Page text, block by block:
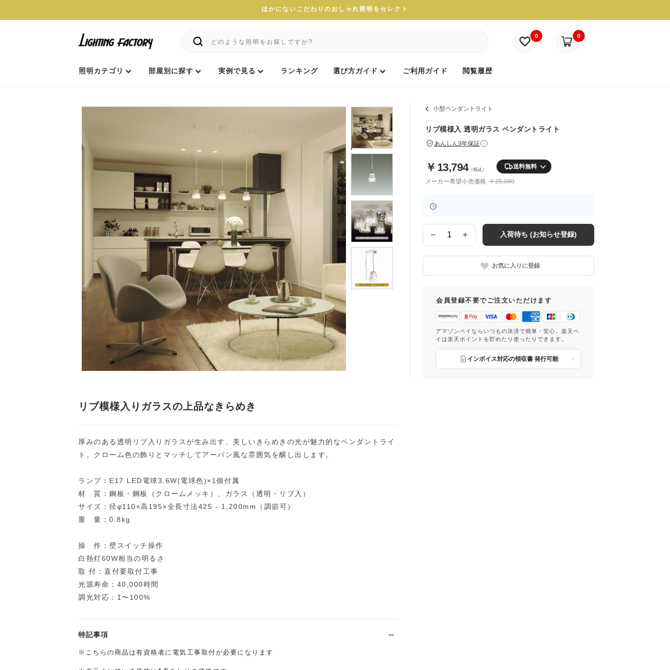
ほかにないこだわりのおしゃれ照明をセレクト
0 0
照明カテゴリ 部屋別に探す 実例で見る ランキング 選び方ガイド ご利用ガイド 閲覧履歴
小型ペンダントライト
リブ模様入 透明ガラス ペンダントライト
あんしん3年保証 i
￥ 13,794（税込） 送料無料
メーカー希望小売価格 ￥25,080
数
量
入荷待ち (お知らせ登録)
お気に入りに登録
会員登録不要でご注文いただけます
アマゾンペイならいつもの決済で簡単・安心。楽天ペ
イは楽天ポイントを貯めたり使ったりできます。
インボイス対応の領収書 発行可能
リブ模様入りガラスの上品なきらめき
厚みのある透明リブ入りガラスが生み出す、美しいきらめきの光が魅力的なペンダントライ
ト。クローム色の飾りとマッチしてアーバン風な雰囲気を醸し出します。
ランプ：E17 LED電球3.6W(電球色)×1個付属
材 質：鋼板・鋼板（クロームメッキ）、ガラス（透明・リブ入）
サイズ：径φ110×高195×全長寸法425 - 1,200mm（調節可）
重 量：0.8kg
操 作：壁スイッチ操作
白熱灯60W相当の明るさ
取 付：直付要取付工事
光源寿命：40,000時間
調光対応：1〜100%
特記事項
※こちらの商品は有資格者に電気工事取付が必要になります